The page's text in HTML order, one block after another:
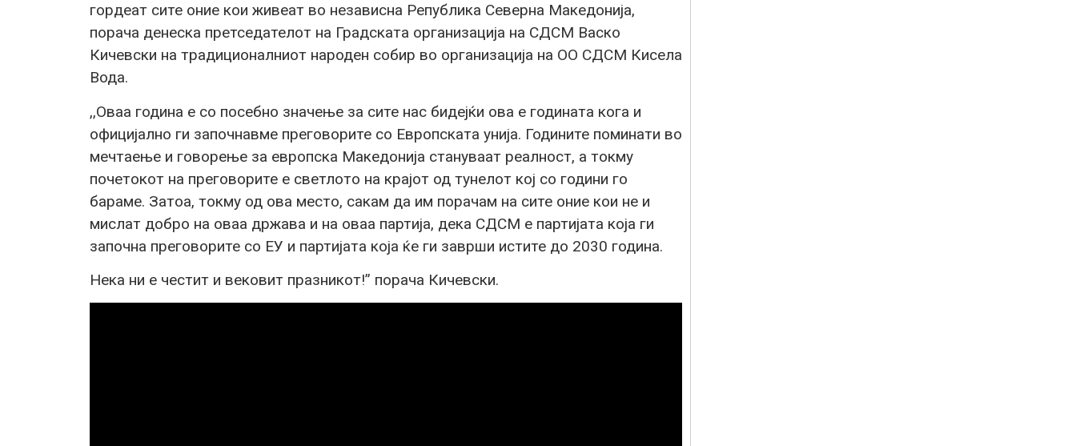
гордеат сите оние кои живеат во независна Република Северна Македонија,
порача денеска претседателот на Градската организација на СДСМ Васко
Кичевски на традиционалниот народен собир во организација на ОО СДСМ Кисела
Вода.
,,Оваа година е со посебно значење за сите нас бидејќи ова е годината кога и
официјално ги започнавме преговорите со Европската унија. Годините поминати во
мечтаење и говорење за европска Македонија стануваат реалност, а токму
почетокот на преговорите е светлото на крајот од тунелот кој со години го
бараме. Затоа, токму од ова место, сакам да им порачам на сите оние кои не и
мислат добро на оваа држава и на оваа партија, дека СДСМ е партијата која ги
започна преговорите со ЕУ и партијата која ќе ги заврши истите до 2030 година.
Нека ни е честит и вековит празникот!” порача Кичевски.